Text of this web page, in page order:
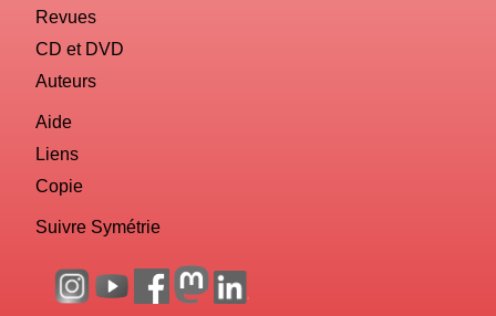
Revues
CD et DVD
Auteurs
Aide
Liens
Copie
Suivre Symétrie